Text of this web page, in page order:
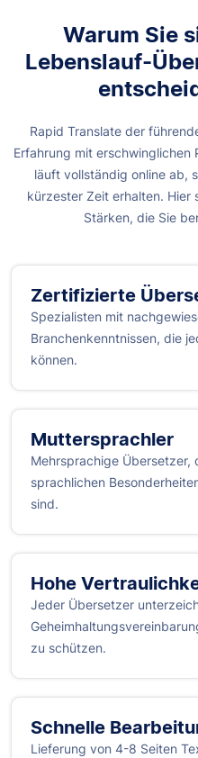
Warum Sie
Lebenslauf-
Rapid Translate der
Erfahrung mit erschwinglichen
läuft vollständig online ab,
kürzester Zeit erhalten. Hier
Stärken, die Sie
Zertifizierte
Spezialisten mit
Branchenkenntnissen, die
können.
Muttersprachler
Mehrsprachige Übersetzer,
sprachlichen
sind.
Hohe
Jeder Übersetzer
zu schützen.
Schnelle
Lieferung von 4-8 Seiten